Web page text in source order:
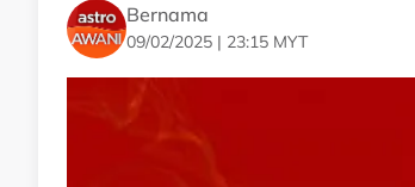
Bernama
09/02/2025 | 23:15 MYT